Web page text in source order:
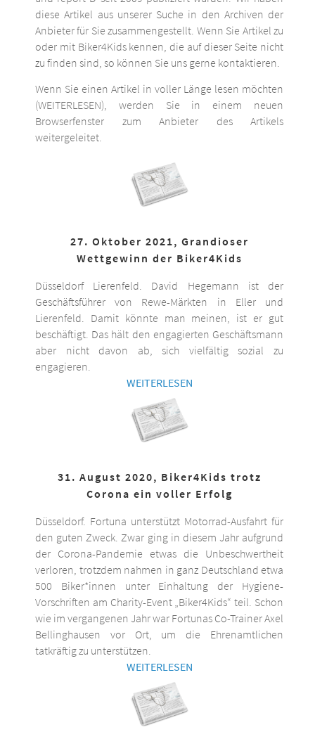
diese Artikel aus unserer Suche in den Archiven der
Anbieter für Sie zusammengestellt. Wenn Sie Artikel zu
oder mit Biker4Kids kennen, die auf dieser Seite nicht
zu finden sind, so können Sie uns gerne kontaktieren.
Wenn Sie einen Artikel in voller Länge lesen möchten
(WEITERLESEN), werden Sie in einem neuen
Browserfenster zum Anbieter des Artikels
weitergeleitet.
27. Oktober 2021, Grandioser
Wettgewinn der Biker4Kids
Düsseldorf Lierenfeld. David Hegemann ist der
Geschäftsführer von Rewe-Märkten in Eller und
Lierenfeld. Damit könnte man meinen, ist er gut
beschäftigt. Das hält den engagierten Geschäftsmann
aber nicht davon ab, sich vielfältig sozial zu
engagieren.
WEITERLESEN
31. August 2020, Biker4Kids trotz
Corona ein voller Erfolg
Düsseldorf. Fortuna unterstützt Motorrad-Ausfahrt für
den guten Zweck. Zwar ging in diesem Jahr aufgrund
der Corona-Pandemie etwas die Unbeschwertheit
verloren, trotzdem nahmen in ganz Deutschland etwa
500 Biker*innen unter Einhaltung der Hygiene-
Vorschriften am Charity-Event „Biker4Kids“ teil. Schon
wie im vergangenen Jahr war Fortunas Co-Trainer Axel
Bellinghausen vor Ort, um die Ehrenamtlichen
tatkräftig zu unterstützen.
WEITERLESEN